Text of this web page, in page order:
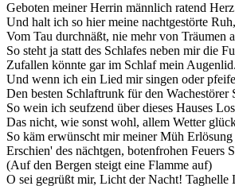
Geboten meiner Herrin männlich ratend
Und halt ich so hier meine nachtgestörte Ruh,
Vom Tau durchnäßt, nie mehr von Träumen
So steht ja statt des Schlafes neben mir die
Zufallen könnte gar im Schlaf mein Augenlid.
Und wenn ich ein Lied mir singen oder
Den besten Schlaftrunk für den Wachestörer
So wein ich seufzend über dieses Hauses
Das nicht, wie sonst wohl, allem Wetter
So käm erwünscht mir meiner Müh Erlösung
Erschien' des nächtgen, botenfrohen Feuers
(Auf den Bergen steigt eine Flamme auf)
O sei gegrüßt mir, Licht der Nacht! Taghelle